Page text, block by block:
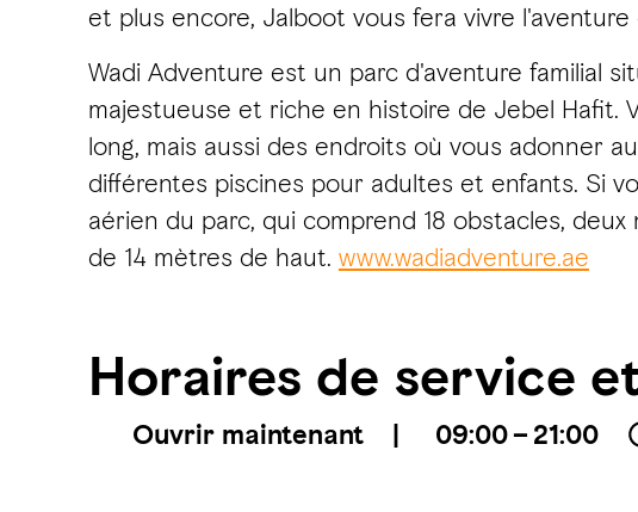
et plus encore, Jalboot vous fera vivre l'aventure
Wadi Adventure est un parc d'aventure familial
majestueuse et riche en histoire de Jebel Hafit.
long, mais aussi des endroits où vous adonner
différentes piscines pour adultes et enfants. Si
aérien du parc, qui comprend 18 obstacles,
de 14 mètres de haut. www.wadiadventure.ae
Horaires de service
Ouvrir maintenant | 09:00 – 21:00